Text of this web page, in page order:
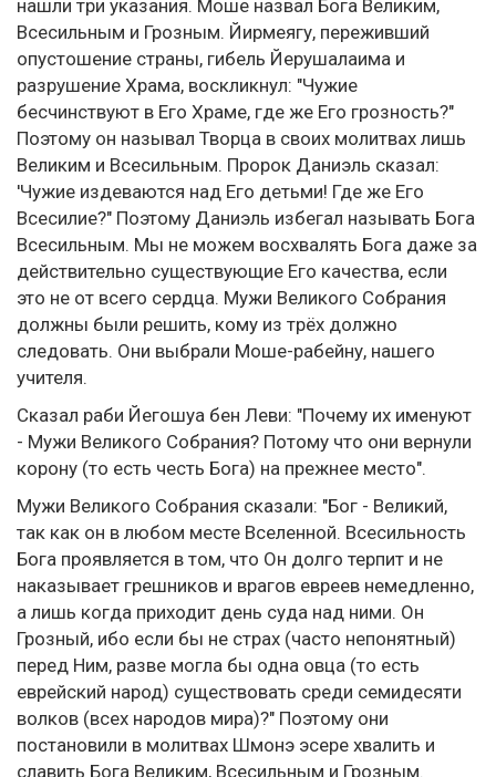
нашли три указания. Моше назвал Бога Великим,
Всесильным и Грозным. Йирмеягу, переживший
опустошение страны, гибель Йерушалаима и
разрушение Храма, воскликнул: "Чужие
бесчинствуют в Его Храме, где же Его грозность?"
Поэтому он называл Творца в своих молитвах лишь
Великим и Всесильным. Пророк Даниэль сказал:
'Чужие издеваются над Его детьми! Где же Его
Всесилие?" Поэтому Даниэль избегал называть Бога
Всесильным. Мы не можем восхвалять Бога даже за
действительно существующие Его качества, если
это не от всего сердца. Мужи Великого Собрания
должны были решить, кому из трёх должно
следовать. Они выбрали Моше-рабейну, нашего
учителя.
Сказал раби Йегошуа бен Леви: "Почему их именуют
- Мужи Великого Собрания? Потому что они вернули
корону (то есть честь Бога) на прежнее место".
Мужи Великого Собрания сказали: "Бог - Великий,
так как он в любом месте Вселенной. Всесильность
Бога проявляется в том, что Он долго терпит и не
наказывает грешников и врагов евреев немедленно,
а лишь когда приходит день суда над ними. Он
Грозный, ибо если бы не страх (часто непонятный)
перед Ним, разве могла бы одна овца (то есть
еврейский народ) существовать среди семидесяти
волков (всех народов мира)?" Поэтому они
постановили в молитвах Шмонэ эсере хвалить и
славить Бога Великим, Всесильным и Грозным.